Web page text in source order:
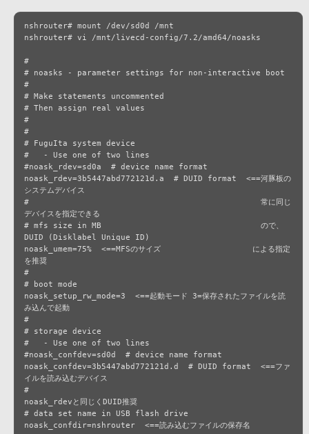
nshrouter# mount /dev/sd0d /mnt
nshrouter# vi /mnt/livecd-config/7.2/amd64/noasks
#
# noasks - parameter settings for non-interactive boot
#
# Make statements uncommented
# Then assign real values
#
#
# FuguIta system device
#   - Use one of two lines
#noask_rdev=sd0a  # device name format
noask_rdev=3b5447abd772121d.a  # DUID format  <==河豚板の
システムデバイス
#                                                常に同じ
デバイスを指定できる
# mfs size in MB                                 ので、
DUID (Disklabel Unique ID)
noask_umem=75%  <==MFSのサイズ                   による指定
を推奨
#
# boot mode
noask_setup_rw_mode=3  <==起動モード 3=保存されたファイルを読
み込んで起動
#
# storage device
#   - Use one of two lines
#noask_confdev=sd0d  # device name format
noask_confdev=3b5447abd772121d.d  # DUID format  <==ファ
イルを読み込むデバイス
#
noask_rdevと同じくDUID推奨
# data set name in USB flash drive
noask_confdir=nshrouter  <==読み込むファイルの保存名